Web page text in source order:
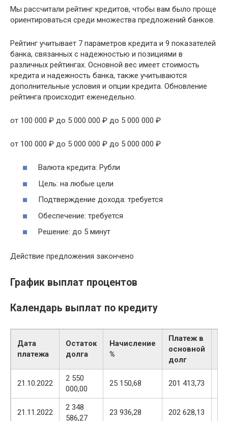
Мы рассчитали рейтинг кредитов, чтобы вам было проще
ориентироваться среди множества предложений банков.
Рейтинг учитывает 7 параметров кредита и 9 показателей
банка, связанных с надежностью и позициями в
различных рейтингах. Основной вес имеет стоимость
кредита и надежность банка, также учитываются
дополнительные условия и опции кредита. Обновление
рейтинга происходит еженедельно.
от 100 000 ₽ до 5 000 000 ₽ до 5 000 000 ₽
от 100 000 ₽ до 5 000 000 ₽ до 5 000 000 ₽
Валюта кредита: Рубли
Цель: на любые цели
Подтверждение дохода: требуется
Обеспечение: требуется
Решение: до 5 минут
Действие предложения закончено
График выплат процентов
Календарь выплат по кредиту
Дата
платежа
Остаток
долга
Начисление
%
Платеж в
основной
долг
21.10.2022
2 550
000,00
25 150,68 201 413,73
21.11.2022
2 348
586,27
23 936,28 202 628,13